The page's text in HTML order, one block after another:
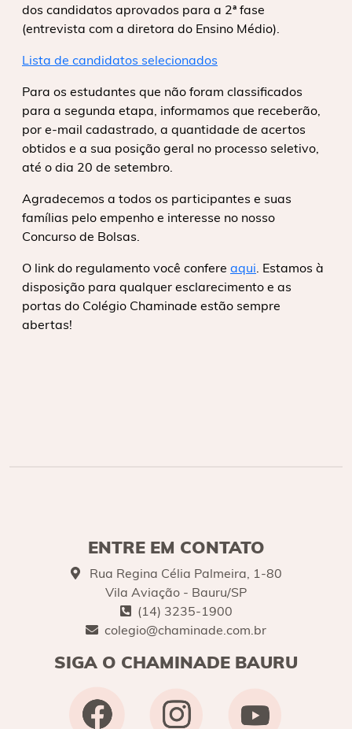
dos candidatos aprovados para a 2ª fase
(entrevista com a diretora do Ensino Médio).
Lista de candidatos selecionados
Para os estudantes que não foram classificados
para a segunda etapa, informamos que receberão,
por e-mail cadastrado, a quantidade de acertos
obtidos e a sua posição geral no processo seletivo,
até o dia 20 de setembro.
Agradecemos a todos os participantes e suas
famílias pelo empenho e interesse no nosso
Concurso de Bolsas.
O link do regulamento você confere aqui . Estamos à
disposição para qualquer esclarecimento e as
portas do Colégio Chaminade estão sempre
abertas!
ENTRE EM CONTATO
Rua Regina Célia Palmeira, 1-80
Vila Aviação - Bauru/SP
(14) 3235-1900
colegio@chaminade.com.br
SIGA O CHAMINADE BAURU